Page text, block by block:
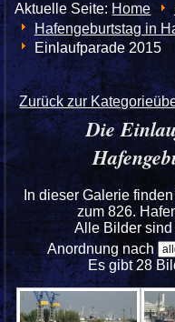
Aktuelle Seite:Home
Hafengeburtstag in
Einlaufparade 2015
Zurück zur
Die
In dieser Galerie
zum 826.
Alle Bilder
Anordnung nach
Es gibt 28